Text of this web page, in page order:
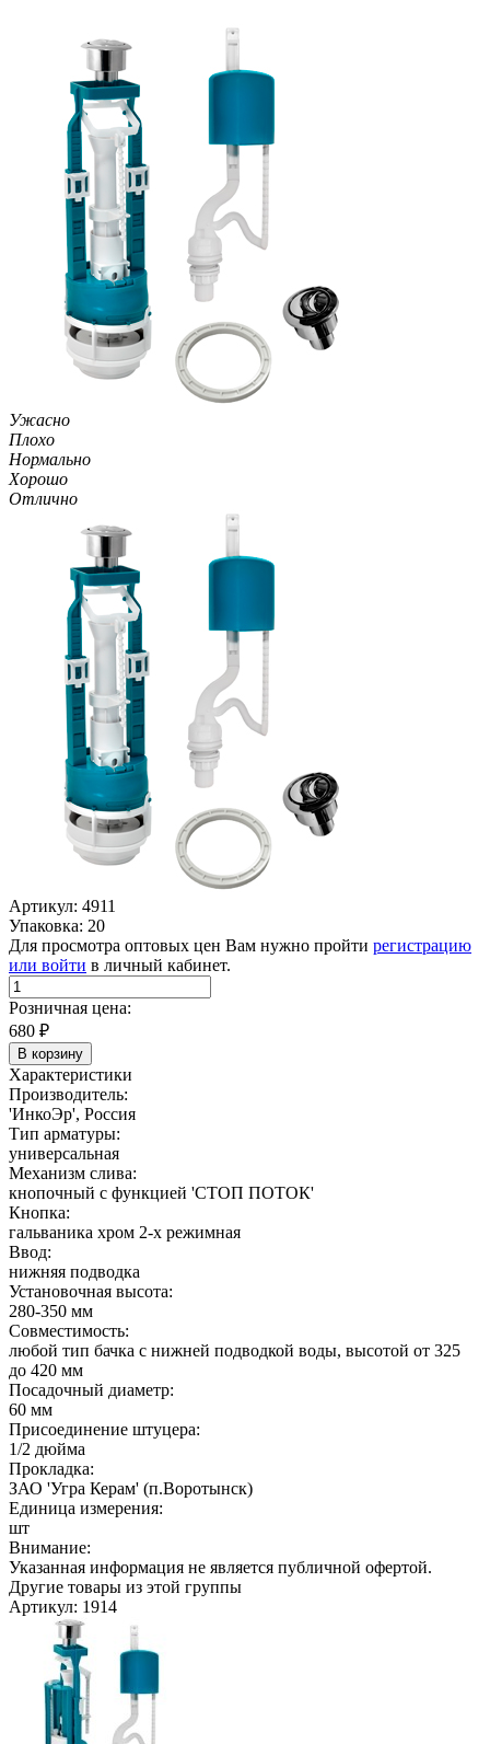
Ужасно
Плохо
Нормально
Хорошо
Отлично
Артикул: 4911
Упаковка: 20
Для просмотра оптовых цен Вам нужно пройти регистрацию
или войти в личный кабинет.
Розничная цена:
680 ₽
В корзину
Характеристики
Производитель:
'ИнкоЭр', Россия
Тип арматуры:
универсальная
Механизм слива:
кнопочный с функцией 'СТОП ПОТОК'
Кнопка:
гальваника хром 2-х режимная
Ввод:
нижняя подводка
Установочная высота:
280-350 мм
Совместимость:
любой тип бачка с нижней подводкой воды, высотой от 325
до 420 мм
Посадочный диаметр:
60 мм
Присоединение штуцера:
1/2 дюйма
Прокладка:
ЗАО 'Угра Керам' (п.Воротынск)
Единица измерения:
шт
Внимание:
Указанная информация не является публичной офертой.
Другие товары из этой группы
Артикул: 1914